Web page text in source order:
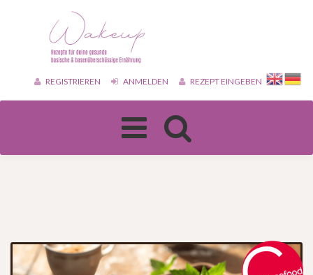
REGISTRIEREN ANMELDEN REZEPT EINGEBEN
Toggle
navigation